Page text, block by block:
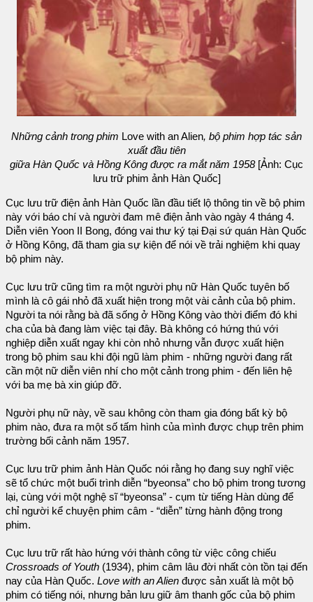
Những cảnh trong phim Love with an Alien, bộ phim hợp tác sản
xuất đầu tiên
giữa Hàn Quốc và Hồng Kông được ra mắt năm 1958 [Ảnh: Cục
lưu trữ phim ảnh Hàn Quốc]
Cục lưu trữ điện ảnh Hàn Quốc lần đầu tiết lộ thông tin về bộ phim
này với báo chí và người đam mê điện ảnh vào ngày 4 tháng 4.
Diễn viên Yoon II Bong, đóng vai thư ký tại Đại sứ quán Hàn Quốc
ở Hồng Kông, đã tham gia sự kiện để nói về trải nghiệm khi quay
bộ phim này.
Cục lưu trữ cũng tìm ra một người phụ nữ Hàn Quốc tuyên bố
mình là cô gái nhỏ đã xuất hiện trong một vài cảnh của bộ phim.
Người ta nói rằng bà đã sống ở Hồng Kông vào thời điểm đó khi
cha của bà đang làm việc tại đây. Bà không có hứng thú với
nghiệp diễn xuất ngay khi còn nhỏ nhưng vẫn được xuất hiện
trong bộ phim sau khi đội ngũ làm phim - những người đang rất
cần một nữ diễn viên nhí cho một cảnh trong phim - đến liên hệ
với ba mẹ bà xin giúp đỡ.
Người phụ nữ này, về sau không còn tham gia đóng bất kỳ bộ
phim nào, đưa ra một số tấm hình của mình được chụp trên phim
trường bối cảnh năm 1957.
Cục lưu trữ phim ảnh Hàn Quốc nói rằng họ đang suy nghĩ việc
sẽ tổ chức một buổi trình diễn “byeonsa” cho bộ phim trong tương
lại, cùng với một nghệ sĩ “byeonsa” - cụm từ tiếng Hàn dùng để
chỉ người kể chuyện phim câm - “diễn” từng hành động trong
phim.
Cục lưu trữ rất hào hứng với thành công từ việc công chiếu
Crossroads of Youth (1934), phim câm lâu đời nhất còn tồn tại đến
nay của Hàn Quốc. Love with an Alien được sản xuất là một bộ
phim có tiếng nói, nhưng bản lưu giữ âm thanh gốc của bộ phim